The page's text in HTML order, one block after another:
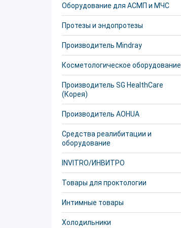
Оборудование для АСМП и МЧС
Протезы и эндопротезы
Производитель Mindray
Косметологическое оборудование
Производитель SG HealthCare
(Корея)
Производитель AOHUA
Средства реалибитации и
оборудование
INVITRO/ИНВИТРО
Товары для проктологии
Интимные товары
Холодильники